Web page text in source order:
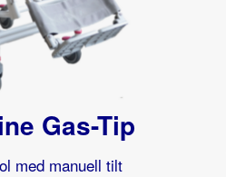
Gas-Tip
med manuell tilt